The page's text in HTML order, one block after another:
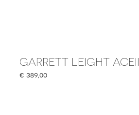
GARRETT LEIGHT ACEII
€ 389,00